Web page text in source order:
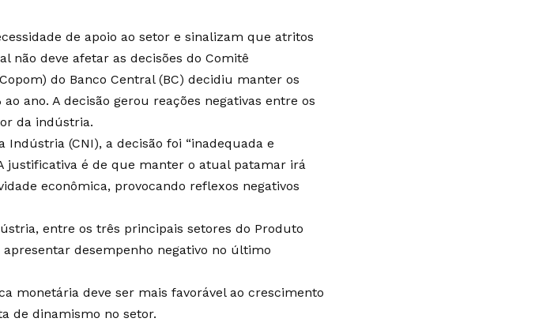
de apoio ao setor e sinalizam que atritos
não deve afetar as decisões do Comitê
do Banco Central (BC) decidiu manter os
ano. A decisão gerou reações negativas entre os
da indústria.
Indústria (CNI), a decisão foi “inadequada e
justificativa é de que manter o atual patamar irá
econômica, provocando reflexos negativos
entre os três principais setores do Produto
desempenho negativo no último
monetária deve ser mais favorável ao crescimento
de dinamismo no setor.